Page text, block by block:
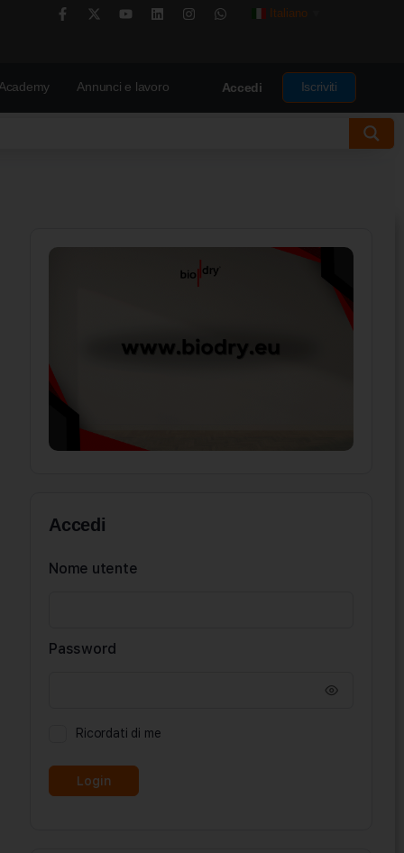
Italiano
Annunci e lavoro Accedi Iscriviti
Accedi
Nome utente
Password
Ricordati di me